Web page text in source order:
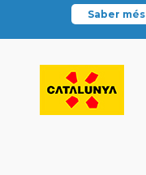
Saber més